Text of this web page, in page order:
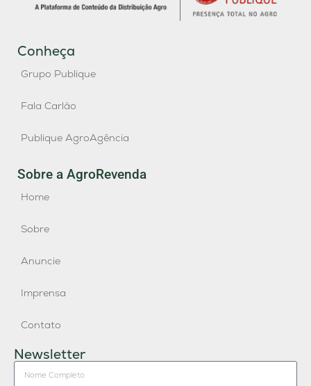
Conheça
Grupo Publique
Fala Carlão
Publique AgroAgência
Sobre a AgroRevenda
Home
Sobre
Anuncie
Imprensa
Contato
Newsletter